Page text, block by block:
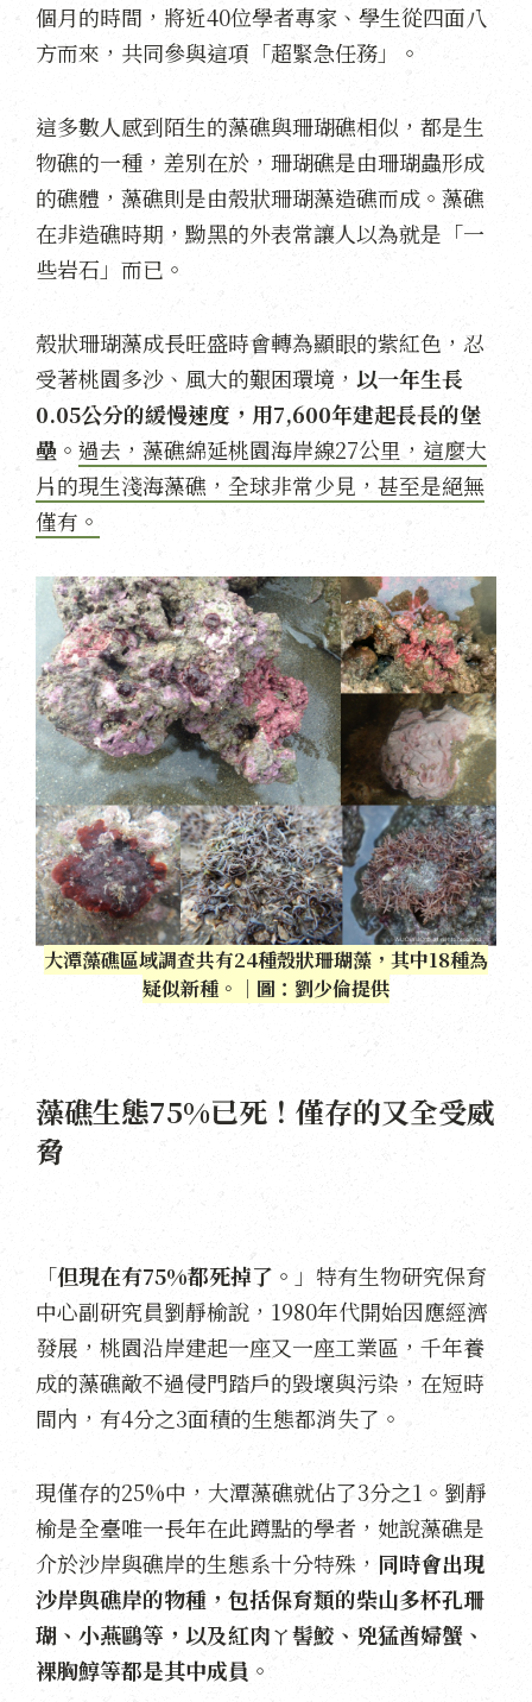
個月的時間，將近40位學者專家、學生從四面八
方而來，共同參與這項「超緊急任務」。
這多數人感到陌生的藻礁與珊瑚礁相似，都是生
物礁的一種，差別在於，珊瑚礁是由珊瑚蟲形成
的礁體，藻礁則是由殼狀珊瑚藻造礁而成。藻礁
在非造礁時期，黝黑的外表常讓人以為就是「一
些岩石」而已。
殼狀珊瑚藻成長旺盛時會轉為顯眼的紫紅色，忍
受著桃園多沙、風大的艱困環境， 以一年生長
0.05公分的緩慢速度，用7,600年建起長長的堡
壘 。 過去，藻礁綿延桃園海岸線27公里，這麼大
片的現生淺海藻礁，全球非常少見，甚至是絕無
僅有。
大潭藻礁區域調查共有24種殼狀珊瑚藻，其中18種為
疑似新種。｜圖：劉少倫提供
藻礁生態75%已死！僅存的又全受威
脅
「但現在有75%都死掉了。 」特有生物研究保育
中心副研究員劉靜榆說，1980年代開始因應經濟
發展，桃園沿岸建起一座又一座工業區，千年養
成的藻礁敵不過侵門踏戶的毀壞與污染，在短時
間內，有4分之3面積的生態都消失了。
現僅存的25%中，大潭藻礁就佔了3分之1。劉靜
榆是全臺唯一長年在此蹲點的學者，她說藻礁是
介於沙岸與礁岸的生態系十分特殊， 同時會出現
沙岸與礁岸的物種，包括保育類的柴山多杯孔珊
瑚、小燕鷗等，以及紅肉ㄚ髻鮫、兇猛酋婦蟹、
裸胸鯙等都是其中成員 。